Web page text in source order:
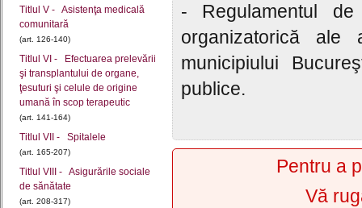
Titlul V - Asistenţa medicală
comunitară
(art. 126-140)
Titlul VI - Efectuarea prelevării
şi transplantului de organe,
ţesuturi şi celule de origine
umană în scop terapeutic
(art. 141-164)
Titlul VII - Spitalele
(art. 165-207)
Titlul VIII - Asigurările sociale
de sănătate
(art. 208-317)
- Regulamentul
organizatorică ale
municipiului
publice.
Pentru a
Vă